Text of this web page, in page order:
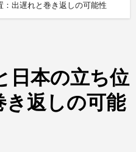
：出遅れと巻き返しの可能性
日本の立ち位
き返しの可能